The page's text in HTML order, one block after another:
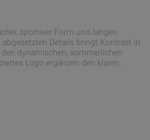
sportiver Form und langen
Details bringt Kontrast in
dynamischen, sommerlichen
Logo ergänzen den klaren,